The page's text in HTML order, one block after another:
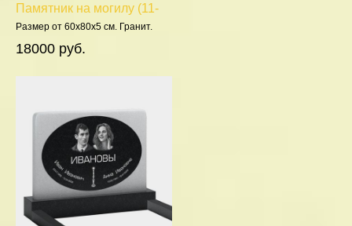
Памятник на могилу (11-
335)
Размер от 60х80х5 см. Гранит.
18000 руб.